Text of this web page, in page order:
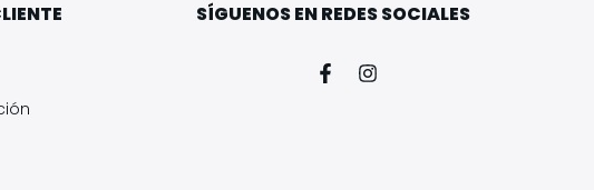
SÍGUENOS EN REDES SOCIALES